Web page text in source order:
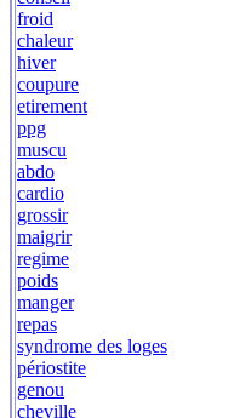
froid
chaleur
hiver
coupure
etirement
ppg
muscu
abdo
cardio
grossir
maigrir
regime
poids
manger
repas
syndrome des loges
périostite
genou
cheville